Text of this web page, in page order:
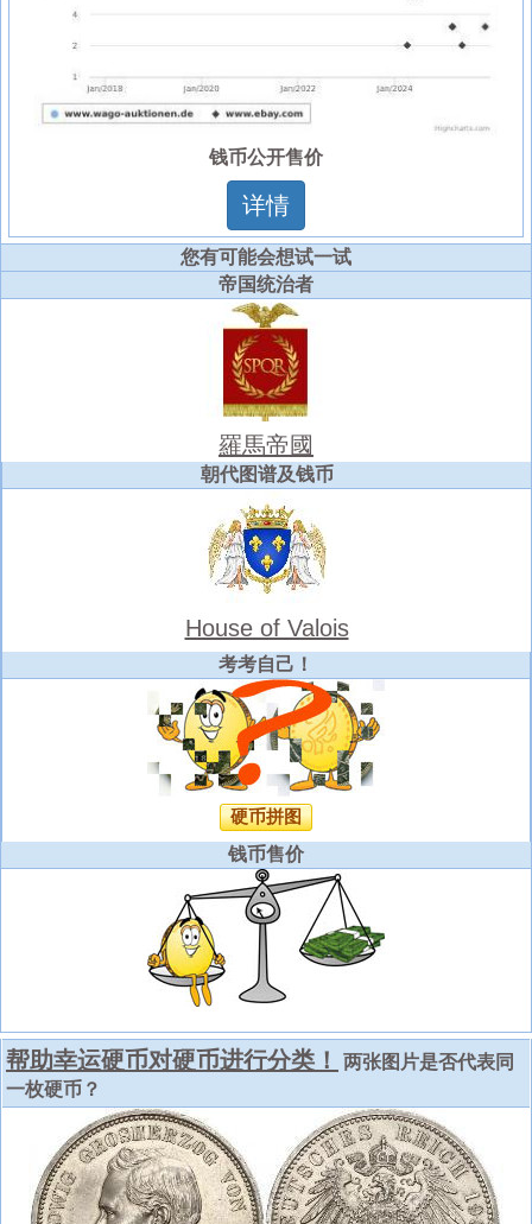
钱币公开售价
详情
您有可能会想试一试
帝国统治者
羅馬帝國
朝代图谱及钱币
House of Valois
考考自己！
硬币拼图
钱币售价
帮助幸运硬币对硬币进行分类！
两张图片是否代表同
一枚硬币？